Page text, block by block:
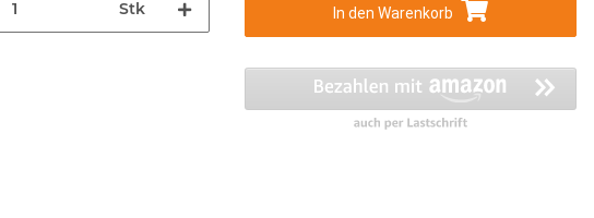
Stk In den Warenkorb